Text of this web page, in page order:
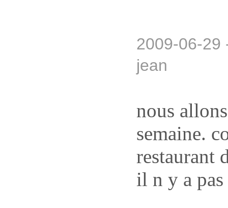
2009-06-29
jean
nous
semaine.
restaurant
il n y a